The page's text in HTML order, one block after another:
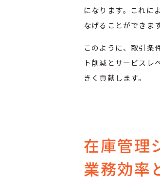
になります。これに
なげることができます
このように、取引条
ト削減とサービスレ
きく貢献します。
在庫管理
業務効率